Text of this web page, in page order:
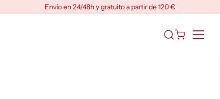
Envío en 24/48h y gratuito a partir de 120 €
Abrir